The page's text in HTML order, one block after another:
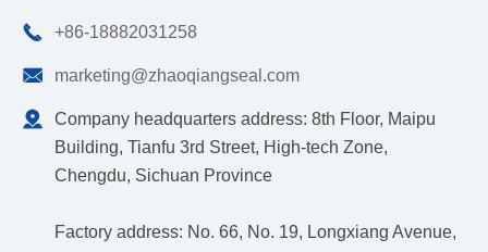
 +86-18882031258
 marketing@zhaoqiangseal.com

Company headquarters address: 8th Floor, Maipu
Building, Tianfu 3rd Street, High-tech Zone,
Chengdu, Sichuan Province
Factory address: No. 66, No. 19, Longxiang Avenue,